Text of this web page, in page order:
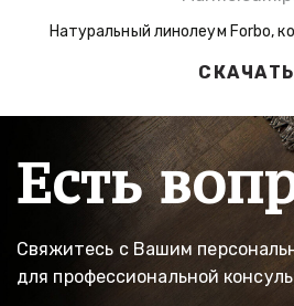
Натуральный линолеум Forbo,
СКАЧАТЬ
Есть
Свяжитесь с Вашим
для профессиональной